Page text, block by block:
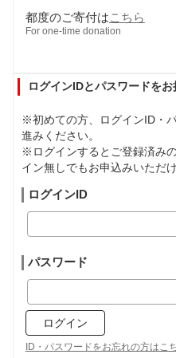
都度のご寄付はこちら
For one-time donation
ログインIDとパスワードをお
※初めての方、ログインID・
進みください。
※ログインするとご登録済み
イン無しでもお申込みいただけ
ログインID
パスワード
ID・パスワードをお忘れの方はこ